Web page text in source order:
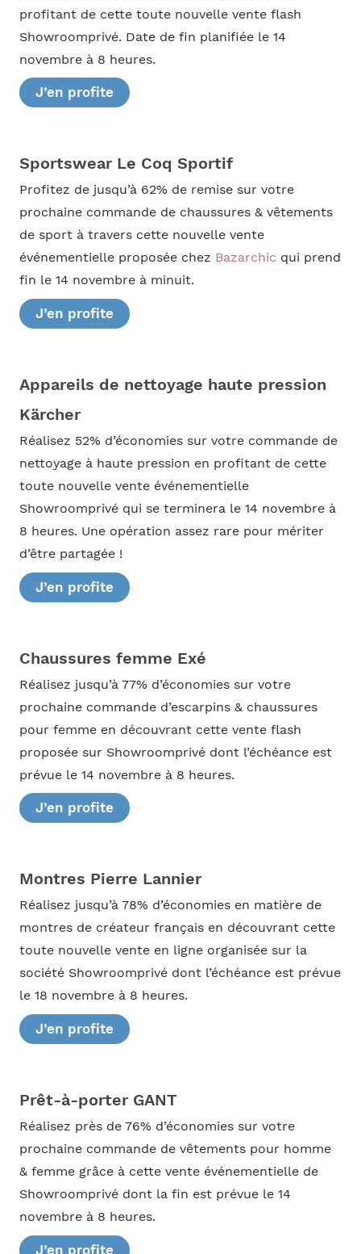
profitant de cette toute nouvelle vente flash
Showroomprivé. Date de fin planifiée le 14
novembre à 8 heures.
J’en profite
Sportswear Le Coq Sportif
Profitez de jusqu’à 62% de remise sur votre
prochaine commande de chaussures & vêtements
de sport à travers cette nouvelle vente
événementielle proposée chez Bazarchic qui prend
fin le 14 novembre à minuit.
J’en profite
Appareils de nettoyage haute pression
Kärcher
Réalisez 52% d’économies sur votre commande de
nettoyage à haute pression en profitant de cette
toute nouvelle vente événementielle
Showroomprivé qui se terminera le 14 novembre à
8 heures. Une opération assez rare pour mériter
d’être partagée !
J’en profite
Chaussures femme Exé
Réalisez jusqu’à 77% d’économies sur votre
prochaine commande d’escarpins & chaussures
pour femme en découvrant cette vente flash
proposée sur Showroomprivé dont l’échéance est
prévue le 14 novembre à 8 heures.
J’en profite
Montres Pierre Lannier
Réalisez jusqu’à 78% d’économies en matière de
montres de créateur français en découvrant cette
toute nouvelle vente en ligne organisée sur la
société Showroomprivé dont l’échéance est prévue
le 18 novembre à 8 heures.
J’en profite
Prêt-à-porter GANT
Réalisez près de 76% d’économies sur votre
prochaine commande de vêtements pour homme
& femme grâce à cette vente événementielle de
Showroomprivé dont la fin est prévue le 14
novembre à 8 heures.
J’en profite